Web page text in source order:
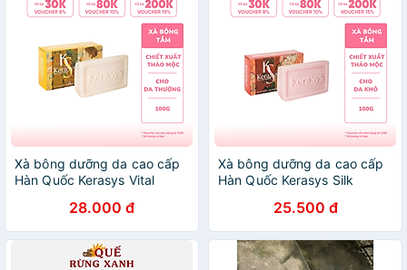
Xà bông dưỡng da cao cấp
Hàn Quốc Kerasys Vital
cho da thường) 100gr
28.000 đ
Xà bông dưỡng da cao cấp
Hàn Quốc Kerasys Silk
da khô) 100gr25.500 đ